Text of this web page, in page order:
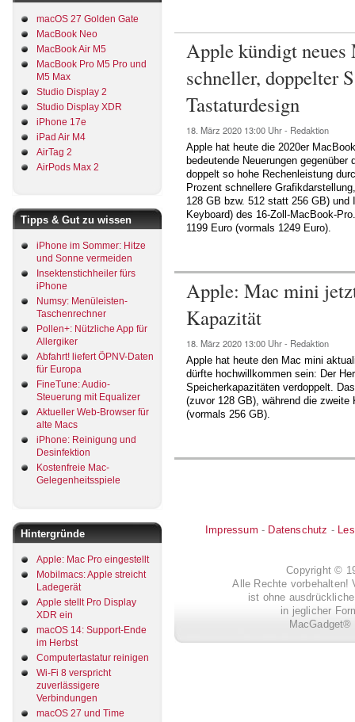
macOS 27 Golden Gate
MacBook Neo
MacBook Air M5
MacBook Pro M5 Pro und
M5 Max
Studio Display 2
Studio Display XDR
iPhone 17e
iPad Air M4
AirTag 2
AirPods Max 2
Tipps & Gut zu wissen
iPhone im Sommer: Hitze
und Sonne vermeiden
Insektenstichheiler fürs
iPhone
Numsy: Menüleisten-
Taschenrechner
Pollen+: Nützliche App für
Allergiker
Abfahrt! liefert ÖPNV-Daten
für Europa
FineTune: Audio-
Steuerung mit Equalizer
Aktueller Web-Browser für
alte Macs
iPhone: Reinigung und
Desinfektion
Kostenfreie Mac-
Gelegenheitsspiele
Hintergründe
Apple: Mac Pro eingestellt
Mobilmacs: Apple streicht
Ladegerät
Apple stellt Pro Display
XDR ein
macOS 14: Support-Ende
im Herbst
Computertastatur reinigen
Wi-Fi 8 verspricht
zuverlässigere
Verbindungen
macOS 27 und Time
Apple kündigt
schneller, doppelter
Tastaturdesign
18. März 2020 13:00 Uhr - Redaktion
Apple hat heute die 2020er
bedeutende Neuerungen
doppelt so hohe Rechenleistung
Prozent schnellere
128 GB bzw. 512 statt 256 GB)
Keyboard) des 16-Zoll-MacBook-
1199 Euro (vormals 1249 Euro).
Apple: Mac mini
Kapazität
18. März 2020 13:00 Uhr - Redaktion
Apple hat heute den Mac mini
dürfte hochwillkommen sein: Der
Speicherkapazitäten verdoppelt.
(zuvor 128 GB), während die
(vormals 256 GB).
Impressum - Datenschutz -
Copyright ©
Alle Rechte vorbehalten!
ist ohne
in jeglicher
MacGadget®